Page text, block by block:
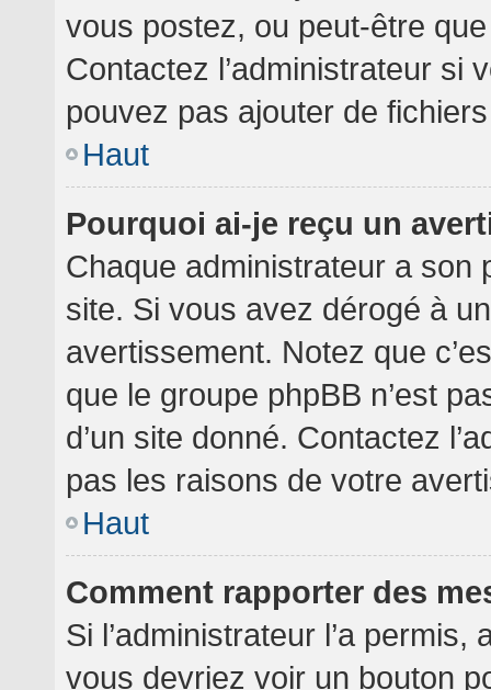
vous postez, ou peut-être
Contactez l’administrateur si
pouvez pas ajouter de
Haut
Pourquoi ai-je reçu un
Chaque administrateur a son
site. Si vous avez dérogé à
avertissement. Notez que
que le groupe phpBB n’est
d’un site donné. Contactez
pas les raisons de votre
Haut
Comment rapporter des
Si l’administrateur l’a
vous devriez voir un bouton